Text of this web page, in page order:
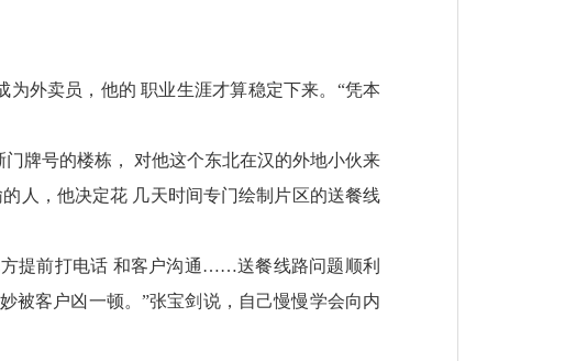
外卖员，他的 职业生涯才算稳定下来。“凭本
牌号的楼栋， 对他这个东北在汉的外地小伙来
人，他决定花 几天时间专门绘制片区的送餐线
提前打电话 和客户沟通……送餐线路问题顺利
被客户凶一顿。”张宝剑说，自己慢慢学会向内